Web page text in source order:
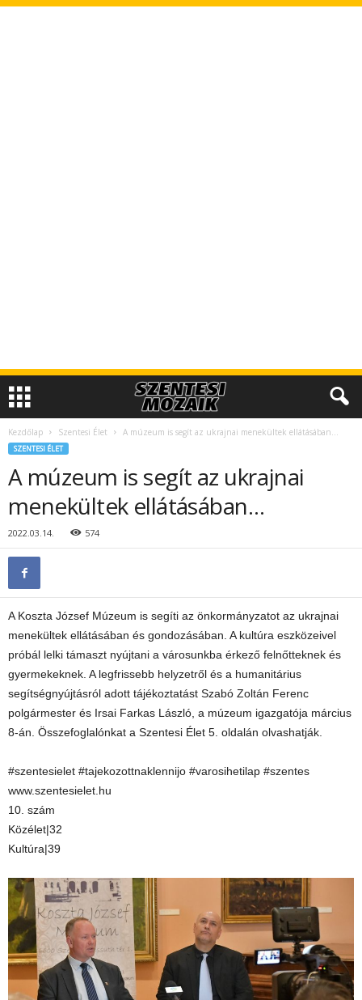
Kezdőlap Szentesi Élet A múzeum is segít az ukrajnai menekültek ellátásában…
SZENTESI ÉLET
A múzeum is segít az ukrajnai
menekültek ellátásában…
2022.03.14. 574
A Koszta József Múzeum is segíti az önkormányzatot az ukrajnai
menekültek ellátásában és gondozásában. A kultúra eszközeivel
próbál lelki támaszt nyújtani a városunkba érkező felnőtteknek és
gyermekeknek. A legfrissebb helyzetről és a humanitárius
segítségnyújtásról adott tájékoztatást Szabó Zoltán Ferenc
polgármester és Irsai Farkas László, a múzeum igazgatója március
8-án. Összefoglalónkat a Szentesi Élet 5. oldalán olvashatják.
#szentesielet #tajekozottnaklennijo #varosihetilap #szentes
www.szentesielet.hu
10. szám
Közélet|32
Kultúra|39